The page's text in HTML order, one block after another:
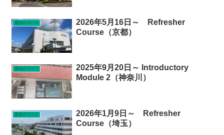
過去のコース
2026年5月16日～ Refresher
Course（京都）
過去のコース
2025年9月20日～ Introductory
Module 2（神奈川）
過去のコース
2026年1月9日～ Refresher
Course（埼玉）